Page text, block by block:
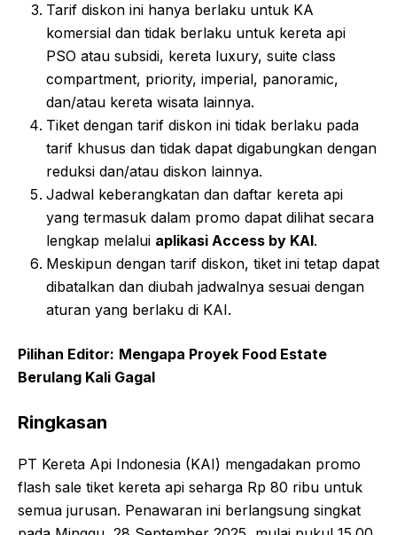
Tarif diskon ini hanya berlaku untuk KA
komersial dan tidak berlaku untuk kereta api
PSO atau subsidi, kereta luxury, suite class
compartment, priority, imperial, panoramic,
dan/atau kereta wisata lainnya.
Tiket dengan tarif diskon ini tidak berlaku pada
tarif khusus dan tidak dapat digabungkan dengan
reduksi dan/atau diskon lainnya.
Jadwal keberangkatan dan daftar kereta api
yang termasuk dalam promo dapat dilihat secara
lengkap melalui aplikasi Access by KAI.
Meskipun dengan tarif diskon, tiket ini tetap dapat
dibatalkan dan diubah jadwalnya sesuai dengan
aturan yang berlaku di KAI.
Pilihan Editor: Mengapa Proyek Food Estate
Berulang Kali Gagal
Ringkasan
PT Kereta Api Indonesia (KAI) mengadakan promo
flash sale tiket kereta api seharga Rp 80 ribu untuk
semua jurusan. Penawaran ini berlangsung singkat